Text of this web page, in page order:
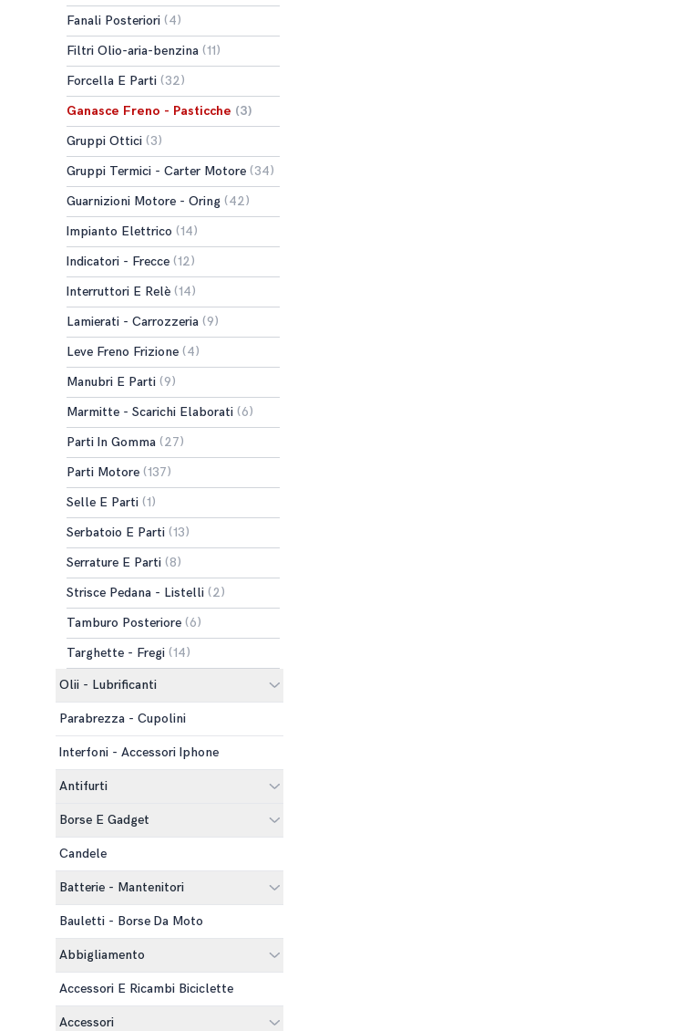
Fanali Posteriori(4)
Filtri Olio-aria-benzina(11)
Forcella E Parti(32)
Ganasce Freno - Pasticche (3)
Gruppi Ottici(3)
Gruppi Termici - Carter Motore(34)
Guarnizioni Motore - Oring(42)
Impianto Elettrico(14)
Indicatori - Frecce(12)
Interruttori E Relè(14)
Lamierati - Carrozzeria(9)
Leve Freno Frizione(4)
Manubri E Parti(9)
Marmitte - Scarichi Elaborati(6)
Parti In Gomma(27)
Parti Motore(137)
Selle E Parti(1)
Serbatoio E Parti(13)
Serrature E Parti(8)
Strisce Pedana - Listelli(2)
Tamburo Posteriore(6)
Targhette - Fregi(14)
Olii - Lubrificanti
Parabrezza - Cupolini
Interfoni - Accessori Iphone
Antifurti
Borse E Gadget
Candele
Batterie - Mantenitori
Bauletti - Borse Da Moto
Abbigliamento
Accessori E Ricambi Biciclette
Accessori